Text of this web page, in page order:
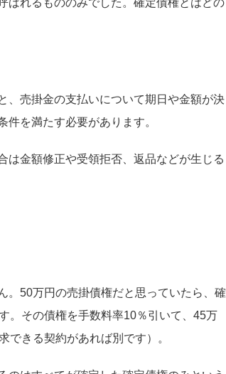
、売掛金の支払いについて期日や金額が決
を満たす必要があります。
は金額修正や受領拒否、返品などが生じる
。50万円の売掛債権だと思っていたら、確
。その債権を手数料率10％引いて、45万
できる契約があれば別です）。